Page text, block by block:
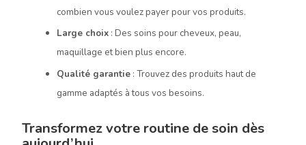
combien vous voulez payer pour vos produits.
Large choix : Des soins pour cheveux, peau,
maquillage et bien plus encore.
Qualité garantie : Trouvez des produits haut de
gamme adaptés à tous vos besoins.
Transformez votre routine de soin dès